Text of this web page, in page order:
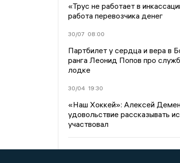
«Трус не работает в
работа перевозчика денег
30/07 08:00
Партбилет у сердца и вера в
ранга Леонид Попов про
лодке
30/04 19:30
«Наш Хоккей»: Алексей
удовольствие рассказывать
участвовал